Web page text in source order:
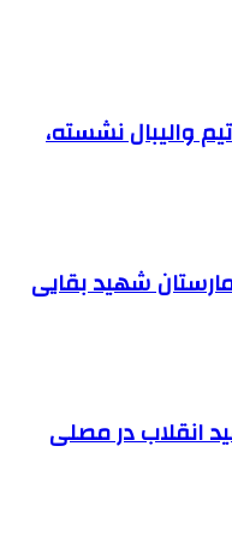
والیبال نشسته،
شهید بقایی
انقلاب در مصلی